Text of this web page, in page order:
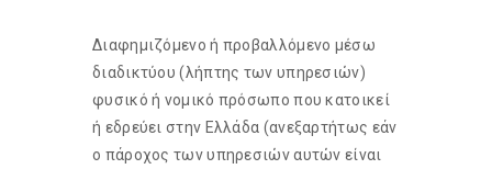
Διαφημιζόμενο ή προβαλλόμενο μέσω
διαδικτύου (λήπτης των υπηρεσιών)
φυσικό ή νομικό πρόσωπο που κατοικεί
ή εδρεύει στην Ελλάδα (ανεξαρτήτως εάν
ο πάροχος των υπηρεσιών αυτών είναι